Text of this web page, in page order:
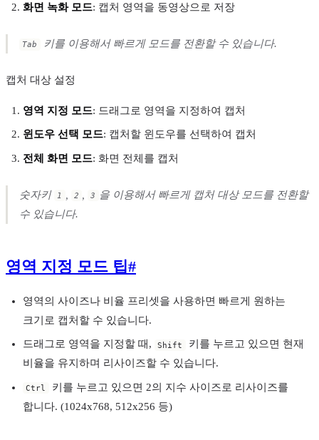
화면 녹화 모드: 캡처 영역을 동영상으로 저장
Tab 키를 이용해서 빠르게 모드를 전환할 수 있습니다.
캡처 대상 설정
영역 지정 모드: 드래그로 영역을 지정하여 캡처
윈도우 선택 모드: 캡처할 윈도우를 선택하여 캡처
전체 화면 모드: 화면 전체를 캡처
숫자키 1 2 3
을 이용해서 빠르게 캡처 대상 모드를 전환할
수 있습니다.
영역 지정 모드 팁#
영역의 사이즈나 비율 프리셋을 사용하면 빠르게 원하는
크기로 캡처할 수 있습니다.
드래그로 영역을 지정할 때, Shift
키를 누르고 있으면 현재
비율을 유지하며 리사이즈할 수 있습니다.
Ctrl
키를 누르고 있으면 2의 지수 사이즈로 리사이즈를
합니다. (1024x768, 512x256 등)